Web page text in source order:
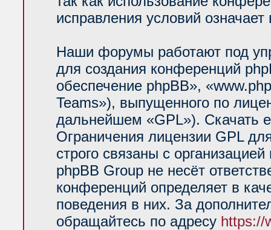
исправления условий
Наши форумы работают под
для создания конференций
обеспечение phpBB»,
Teams»), выпущенного по
дальнейшем «GPL»). Скачать
Ограничения лицензии GPL
строго связаны с
phpBB Group не несёт
конференций определяет в
поведения в них. За
обращайтесь по адресу https://